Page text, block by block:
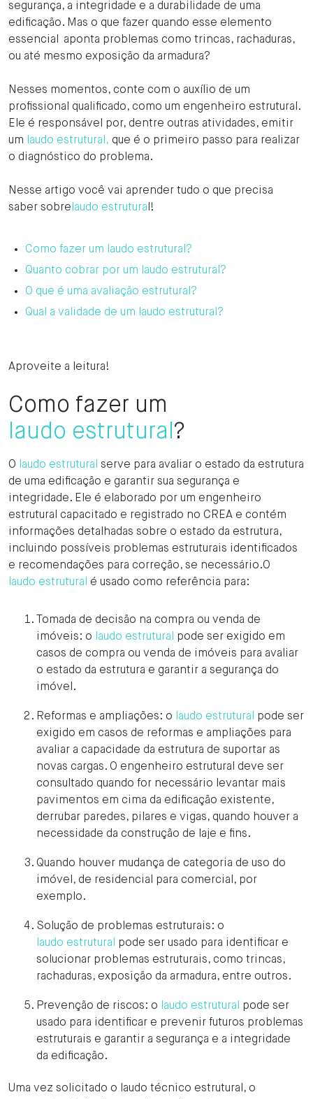
segurança, a integridade e a durabilidade de uma
edificação. Mas o que fazer quando esse elemento
essencial aponta problemas como trincas, rachaduras,
ou até mesmo exposição da armadura?
Nesses momentos, conte com o auxílio de um
profissional qualificado, como um engenheiro estrutural.
Ele é responsável por, dentre outras atividades, emitir
um laudo estrutural, que é o primeiro passo para realizar
o diagnóstico do problema.
Nesse artigo você vai aprender tudo o que precisa
saber sobrelaudo estrutural!
Como fazer um laudo estrutural?
Quanto cobrar por um laudo estrutural?
O que é uma avaliação estrutural?
Qual a validade de um laudo estrutural?
Aproveite a leitura!
Como fazer um
laudo estrutural ?
O laudo estrutural serve para avaliar o estado da estrutura
de uma edificação e garantir sua segurança e
integridade. Ele é elaborado por um engenheiro
estrutural capacitado e registrado no CREA e contém
informações detalhadas sobre o estado da estrutura,
incluindo possíveis problemas estruturais identificados
e recomendações para correção, se necessário.O
laudo estrutural é usado como referência para:
Tomada de decisão na compra ou venda de
imóveis: o laudo estrutural pode ser exigido em
casos de compra ou venda de imóveis para avaliar
o estado da estrutura e garantir a segurança do
imóvel.
Reformas e ampliações: o laudo estrutural pode ser
exigido em casos de reformas e ampliações para
avaliar a capacidade da estrutura de suportar as
novas cargas. O engenheiro estrutural deve ser
consultado quando for necessário levantar mais
pavimentos em cima da edificação existente,
derrubar paredes, pilares e vigas, quando houver a
necessidade da construção de laje e fins.
Quando houver mudança de categoria de uso do
imóvel, de residencial para comercial, por
exemplo.
Solução de problemas estruturais: o
laudo estrutural pode ser usado para identificar e
solucionar problemas estruturais, como trincas,
rachaduras, exposição da armadura, entre outros.
Prevenção de riscos: o laudo estrutural pode ser
usado para identificar e prevenir futuros problemas
estruturais e garantir a segurança e a integridade
da edificação.
Uma vez solicitado o laudo técnico estrutural, o